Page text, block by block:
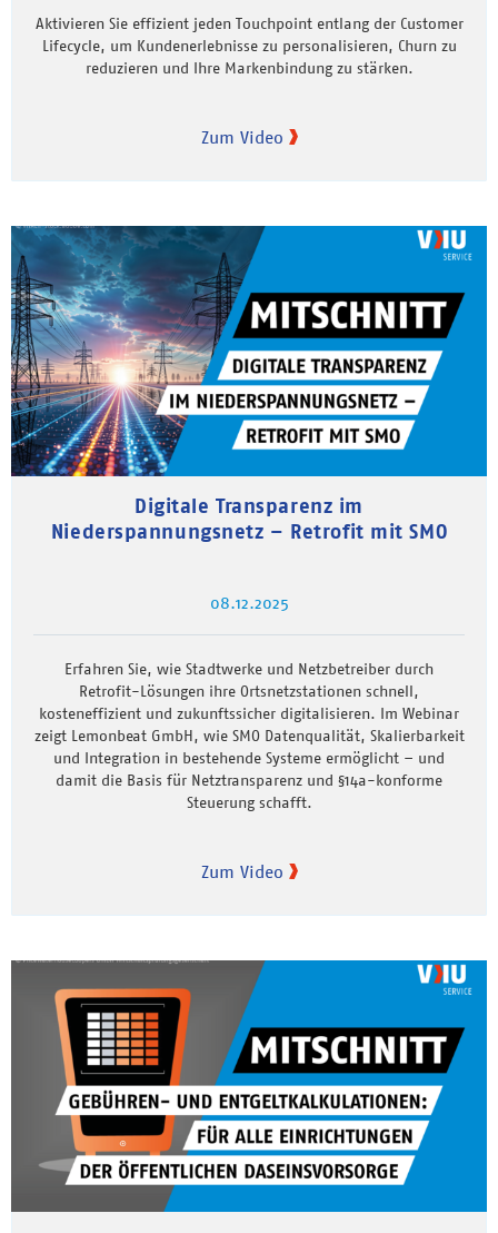
Aktivieren Sie effizient jeden Touchpoint entlang der Customer
Lifecycle, um Kundenerlebnisse zu personalisieren, Churn zu
reduzieren und Ihre Markenbindung zu stärken.
Zum Video
Digitale Transparenz im
Niederspannungsnetz – Retrofit mit SMO
08.12.2025
Erfahren Sie, wie Stadtwerke und Netzbetreiber durch
Retrofit-Lösungen ihre Ortsnetzstationen schnell,
kosteneffizient und zukunftssicher digitalisieren. Im Webinar
zeigt Lemonbeat GmbH, wie SMO Datenqualität, Skalierbarkeit
und Integration in bestehende Systeme ermöglicht – und
damit die Basis für Netztransparenz und §14a-konforme
Steuerung schafft.
Zum Video